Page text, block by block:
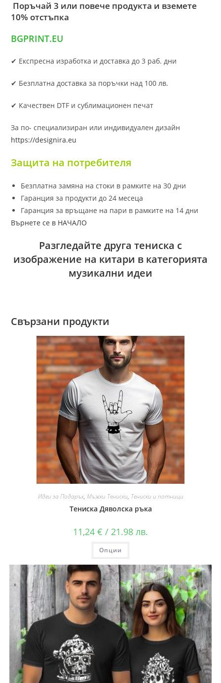
Поръчай 3 или повече продукта и вземете
10% отстъпка
BGPRINT.EU
✔ Експресна изработка и доставка до 3 раб. дни
✔ Безплатна доставка за поръчки над 100 лв.
✔ Качествен DTF и сублимационен печат
За по- специализиран или индивидуален дизайн
https://designira.eu
Защита на потребителя
Безплатна замяна на стоки в рамките на 30 дни
Гаранция за продукти до 24 месеца
Гаранция за връщане на пари в рамките на 14 дни
Върнете се в НАЧАЛО
Разгледайте друга тениска с
изображение на китари в категорията
музикални идеи
Свързани продукти
Идеи за Подарък, Мъжки Тениски, Тениски и потници
Тениска Дяволска ръка
11,24 € / 21.98 лв.
Опции